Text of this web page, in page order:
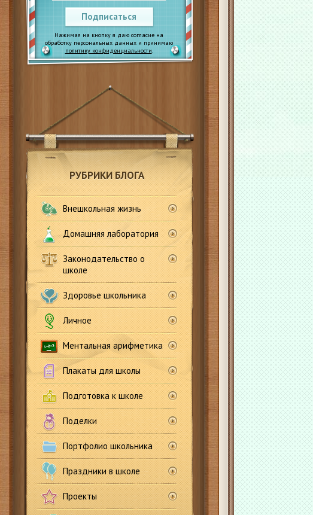
Подписаться
Нажимая на кнопку я даю согласие на
обработку персональных данных и принимаю
политику конфиденциальности.
РУБРИКИ БЛОГА
Внешкольная жизнь
Домашняя лаборатория
Законодательство о
школе
Здоровье школьника
Личное
Ментальная арифметика
Плакаты для школы
Подготовка к школе
Поделки
Портфолио школьника
Праздники в школе
Проекты